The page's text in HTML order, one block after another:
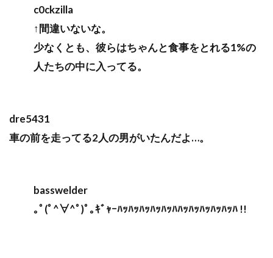
c0ckzilla
↑間違いないな。
少なくとも、彼らはちゃんと食事をとれる1%の
人たちの中に入ってる。
dre5431
車の前を走ってる2人の男がいたんだよ…。
basswelder
｡ﾟ(ﾟ^∀^ﾟ)ﾟ｡ｷﾞｬｰﾊｯﾊｯﾊｯﾊｯﾊｯﾊﾊｯﾊｯﾊｯﾊｯﾊｯﾊ !!